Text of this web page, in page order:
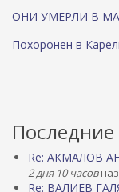
ОНИ УМЕРЛИ В
Похоронен в
Re: АКМАЛОВ
2 дня 10 часов
Re: ВАЛИЕВ